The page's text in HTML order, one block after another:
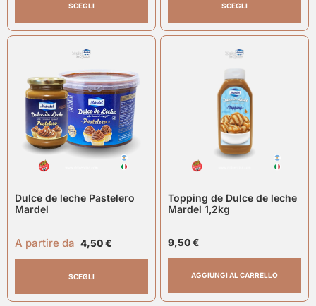
SCEGLI SCEGLI
Dulce de leche Pastelero
Mardel
A partire da 4,50€
SCEGLI
Topping de Dulce de leche
Mardel 1,2kg
9,50€
AGGIUNGI AL CARRELLO